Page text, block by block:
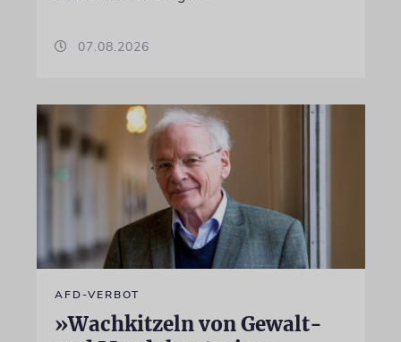
07.08.2026
AFD-VERBOT
»Wachkitzeln von Gewalt-